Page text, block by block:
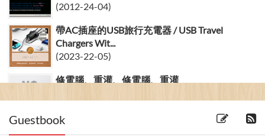
(2012-24-04)
帶AC插座的USB旅行充電器 / USB Travel
Chargers Wit...
(2023-22-05)
修電腦、重灌、修電腦、重灌
Guestbook